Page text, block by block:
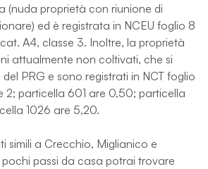
(nuda proprietà con riunione di
ed è registrata in NCEU foglio 8
A4, classe 3. Inoltre, la proprietà
attualmente non coltivati, che si
PRG e sono registrati in NCT foglio
2; particella 601 are 0,50; particella
1026 are 5,20.
simili a Crecchio, Miglianico e
passi da casa potrai trovare